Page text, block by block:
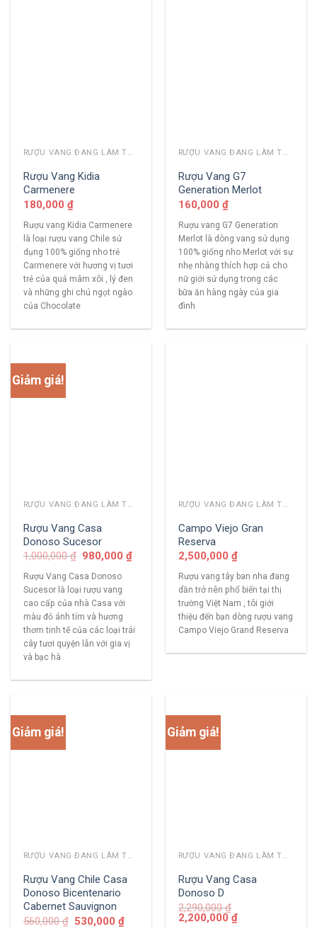
RƯỢU VANG ĐANG LÀM THỊ TRƯỜNG
Rượu Vang Kidia
Carmenere
180,000 ₫
Rượu vang Kidia Carmenere
là loại rượu vang Chile sử
dụng 100% giống nho trẻ
Carmenere với hương vị tươi
trẻ của quả mâm xôi , lý đen
và những ghi chú ngọt ngào
của Chocolate
RƯỢU VANG ĐANG LÀM THỊ TRƯỜNG
Rượu Vang G7
Generation Merlot
160,000 ₫
Rượu vang G7 Generation
Merlot là dòng vang sử dụng
100% giống nho Merlot với sự
nhẹ nhàng thích hợp cả cho
nữ giới sử dụng trong các
bữa ăn hàng ngày của gia
đình
Giảm giá!
RƯỢU VANG ĐANG LÀM THỊ TRƯỜNG
Rượu Vang Casa
Donoso Sucesor
1,000,000₫ 980,000₫
Rượu Vang Casa Donoso
Sucesor là loại rượu vang
cao cấp của nhà Casa với
màu đỏ ánh tím và hương
thơm tinh tế của các loại trái
cây tươi quyện lẫn với gia vị
và bạc hà
RƯỢU VANG ĐANG LÀM THỊ TRƯỜNG
Campo Viejo Gran
Reserva
2,500,000 ₫
Rượu vang tây ban nha đang
dần trở nên phổ biến tại thị
trường Việt Nam , tôi giới
thiệu đến bạn dòng rượu vang
Campo Viejo Grand Reserva
Giảm giá!
RƯỢU VANG ĐANG LÀM THỊ TRƯỜNG
Rượu Vang Chile Casa
Donoso Bicentenario
Cabernet Sauvignon
560,000₫ 530,000₫
Giảm giá!
RƯỢU VANG ĐANG LÀM THỊ TRƯỜNG
Rượu Vang Casa
Donoso D
2,290,000₫
2,200,000₫